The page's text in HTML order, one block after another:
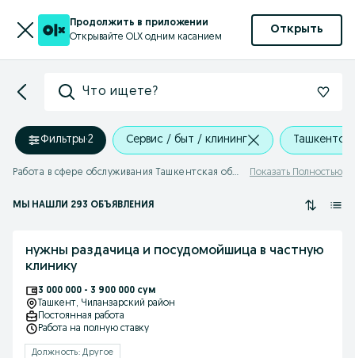
Продолжить в приложении
Открывайте OLX одним касанием
Открыть
Что ищете?
Фильтры·2 Сервис / быт / клининг
Работа в сфере обслуживания Ташкентская область Показать Полностью
МЫ НАШЛИ 293 ОБЪЯВЛЕНИЯ
нужны раздачица и посудомойшица в частную
клинику
3 000 000 - 3 900 000 сум
Ташкент, Чиланзарский район
Постоянная работа
Работа на полную ставку
Должность: Другое